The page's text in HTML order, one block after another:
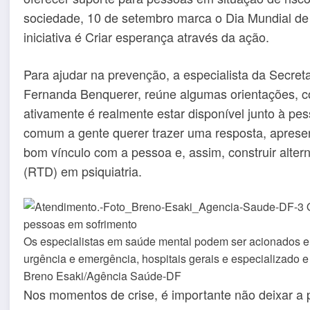
sociedade, 10 de setembro marca o Dia Mundial
iniciativa é Criar esperança através da ação.
Para ajudar na prevenção, a especialista da
Fernanda Benquerer, reúne algumas orientações,
ativamente é realmente estar disponível junto à
comum a gente querer trazer uma resposta,
bom vínculo com a pessoa e, assim, construir
(RTD) em psiquiatria.
Os especialistas em saúde mental podem ser acionados
urgência e emergência, hospitais gerais e especializado
Breno Esaki/Agência Saúde-DF
Nos momentos de crise, é importante não deixar